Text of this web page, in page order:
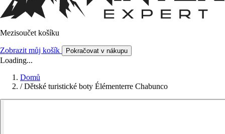
Mezisoučet košíku
Zobrazit můj košík Pokračovat v nákupu
Loading...
Domů
/ Dětské turistické boty Élémenterre Chabunco